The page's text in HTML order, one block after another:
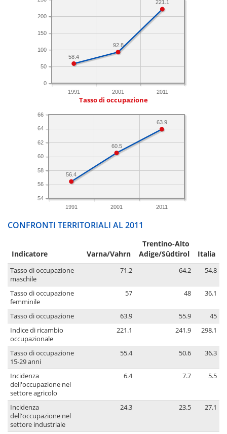
1991 2001 2011
0
50
100
150
200
221.1
92.8
58.4
Tasso di occupazione
1991 2001 2011
54
56
58
60
62
64
66
63.9
60.5
56.4
CONFRONTI TERRITORIALI AL 2011
Indicatore Varna/Vahrn
Trentino-Alto
Adige/Südtirol
Italia
Tasso di occupazione
maschile
71.2 64.2 54.8
Tasso di occupazione
femminile
57 48 36.1
Tasso di occupazione 63.9 55.9
45
Indice di ricambio
occupazionale
221.1 241.9 298.1
Tasso di occupazione
15-29 anni
55.4 50.6 36.3
Incidenza
dell'occupazione nel
settore agricolo
6.4 7.7 5.5
Incidenza
dell'occupazione nel
settore industriale
24.3 23.5 27.1